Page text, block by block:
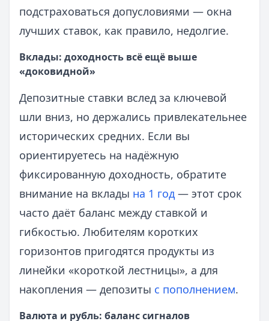
подстраховаться допусловиями — окна
лучших ставок, как правило, недолгие.
Вклады: доходность всё ещё выше
«доковидной»
Депозитные ставки вслед за ключевой
шли вниз, но держались привлекательнее
исторических средних. Если вы
ориентируетесь на надёжную
фиксированную доходность, обратите
внимание на вклады на 1 год — этот срок
часто даёт баланс между ставкой и
гибкостью. Любителям коротких
горизонтов пригодятся продукты из
линейки «короткой лестницы», а для
накопления — депозиты с пополнением.
Валюта и рубль: баланс сигналов